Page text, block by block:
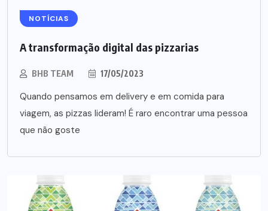
NOTÍCIAS
A transformação digital das pizzarias
BHB TEAM 17/05/2023
Quando pensamos em delivery e em comida para
viagem, as pizzas lideram! É raro encontrar uma pessoa
que não goste